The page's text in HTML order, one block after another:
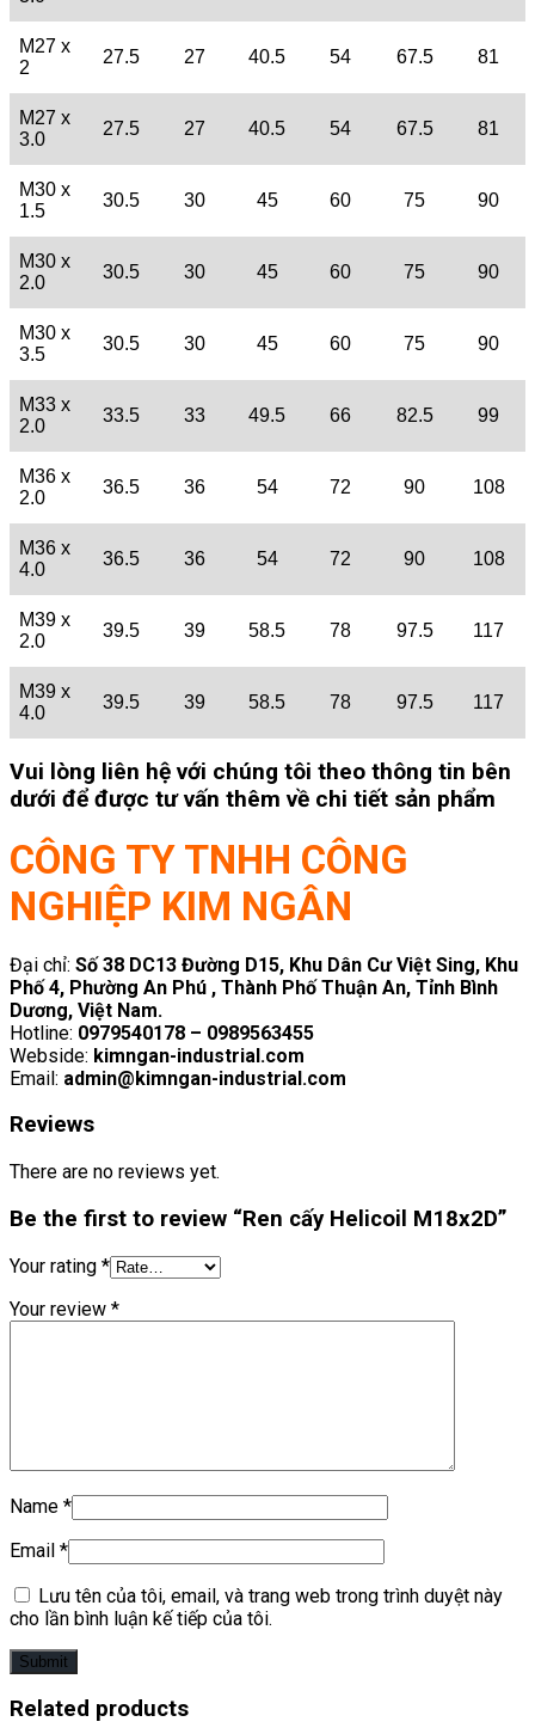
M27 x
2
27.5 27 40.5 54 67.5 81
M27 x
3.0
27.5 27 40.5 54 67.5 81
M30 x
1.5
30.5 30 45 60 75 90
M30 x
2.0
30.5 30 45 60 75 90
M30 x
3.5
30.5 30 45 60 75 90
M33 x
2.0
33.5 33 49.5 66 82.5 99
M36 x
2.0
36.5 36 54 72 90 108
M36 x
4.0
36.5 36 54 72 90 108
M39 x
2.0
39.5 39 58.5 78 97.5 117
M39 x
4.0
39.5 39 58.5 78 97.5 117
Vui lòng liên hệ với chúng tôi theo thông tin bên
dưới để được tư vấn thêm về chi tiết sản phẩm
CÔNG TY TNHH CÔNG
NGHIỆP KIM NGÂN
Đại chỉ: Số 38 DC13 Đường D15, Khu Dân Cư Việt Sing, Khu
Phố 4, Phường An Phú , Thành Phố Thuận An, Tỉnh Bình
Dương, Việt Nam.
Hotline: 0979540178 – 0989563455
Webside: kimngan-industrial.com
Email: admin@kimngan-industrial.com
Reviews
There are no reviews yet.
Be the first to review “Ren cấy Helicoil M18x2D”
Your rating *
Your review *
Name *
Email *
Lưu tên của tôi, email, và trang web trong trình duyệt này
cho lần bình luận kế tiếp của tôi.
Related products